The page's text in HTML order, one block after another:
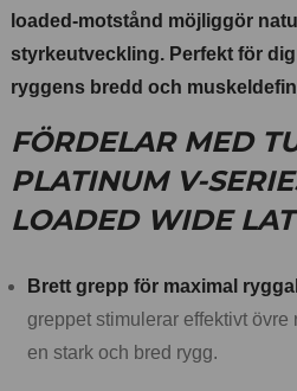
loaded-motstånd möjliggör
styrkeutveckling. Perfekt för
ryggens bredd och
FÖRDELAR MED
PLATINUM V-
LOADED WIDE
Brett grepp för maximal
greppet stimulerar effektivt övre
en stark och bred rygg.